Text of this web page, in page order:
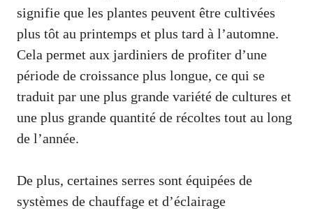
signifie que les plantes peuvent être cultivées
plus tôt au printemps et plus tard à l’automne.
Cela permet aux jardiniers de profiter d’une
période de croissance plus longue, ce qui se
traduit par une plus grande variété de cultures et
une plus grande quantité de récoltes tout au long
de l’année.
De plus, certaines serres sont équipées de
systèmes de chauffage et d’éclairage